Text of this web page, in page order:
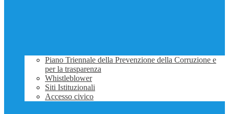
Piano Triennale della Prevenzione della Corruzione e
per la trasparenza
Whistleblower
Siti Istituzionali
Accesso civico